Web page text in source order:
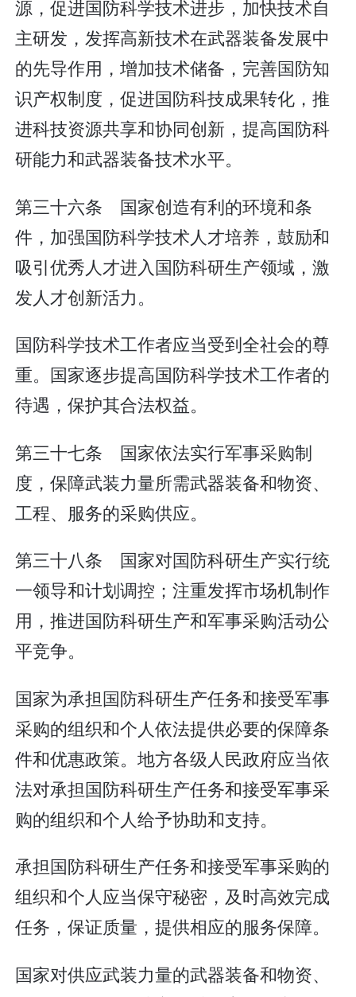
源，促进国防科学技术进步，加快技术自
主研发，发挥高新技术在武器装备发展中
的先导作用，增加技术储备，完善国防知
识产权制度，促进国防科技成果转化，推
进科技资源共享和协同创新，提高国防科
研能力和武器装备技术水平。
第三十六条 国家创造有利的环境和条
件，加强国防科学技术人才培养，鼓励和
吸引优秀人才进入国防科研生产领域，激
发人才创新活力。
国防科学技术工作者应当受到全社会的尊
重。国家逐步提高国防科学技术工作者的
待遇，保护其合法权益。
第三十七条 国家依法实行军事采购制
度，保障武装力量所需武器装备和物资、
工程、服务的采购供应。
第三十八条 国家对国防科研生产实行统
一领导和计划调控；注重发挥市场机制作
用，推进国防科研生产和军事采购活动公
平竞争。
国家为承担国防科研生产任务和接受军事
采购的组织和个人依法提供必要的保障条
件和优惠政策。地方各级人民政府应当依
法对承担国防科研生产任务和接受军事采
购的组织和个人给予协助和支持。
承担国防科研生产任务和接受军事采购的
组织和个人应当保守秘密，及时高效完成
任务，保证质量，提供相应的服务保障。
国家对供应武装力量的武器装备和物资、